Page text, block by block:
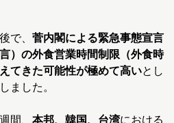
で、 菅内閣による緊急事態宣言
）の外食営業時間制限（外食時
てきた可能性が極めて高いとし
ました。
間、 本邦、韓国、台湾における